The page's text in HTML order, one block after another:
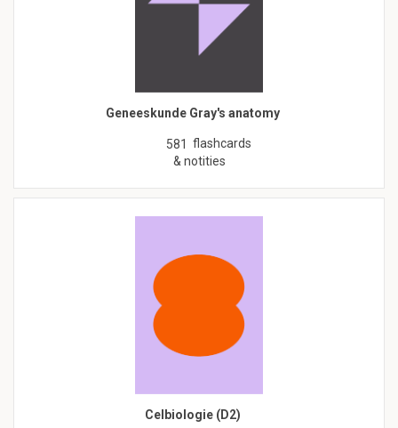
Geneeskunde Gray's anatomy
581 flashcards
& notities
Celbiologie (D2)